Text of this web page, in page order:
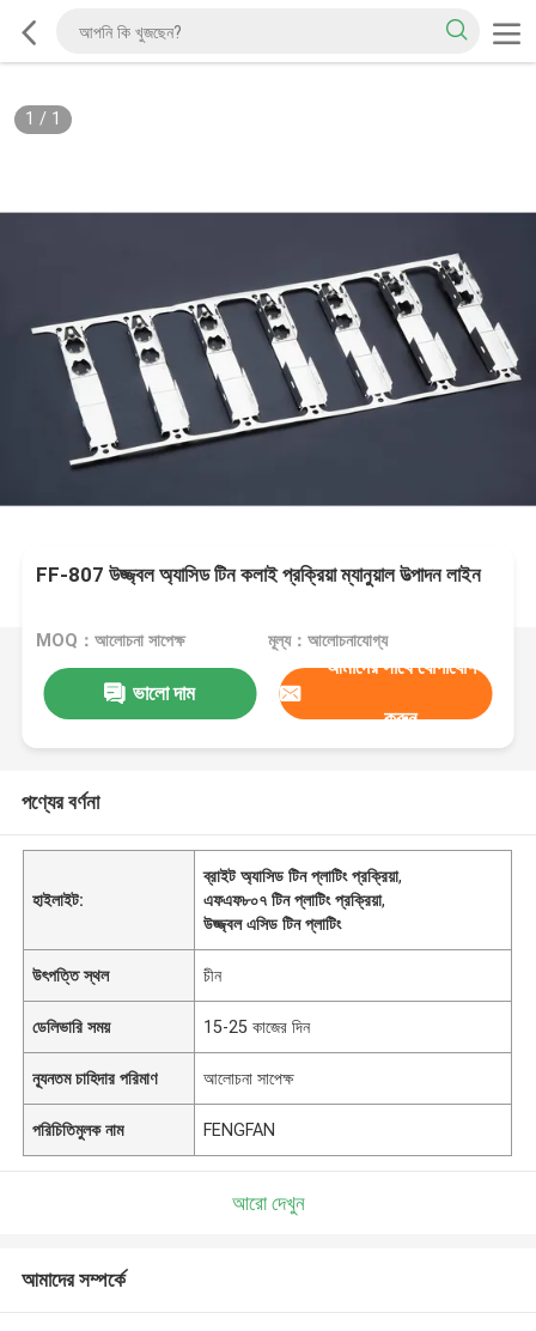
1 / 1
FF-807 উজ্জ্বল অ্যাসিড টিন কলাই প্রক্রিয়া ম্যানুয়াল উত্পাদন লাইন
MOQ：আলোচনা সাপেক্ষ মূল্য：আলোচনাযোগ্য
ভালো দাম
আমাদের সাথে যোগাযোগ
করুন
পণ্যের বর্ণনা
হাইলাইট:
ব্রাইট অ্যাসিড টিন প্লাটিং প্রক্রিয়া,
এফএফ৮০৭ টিন প্লাটিং প্রক্রিয়া,
উজ্জ্বল এসিড টিন প্লাটিং
উৎপত্তি স্থল চীন
ডেলিভারি সময় 15-25 কাজের দিন
ন্যূনতম চাহিদার পরিমাণ আলোচনা সাপেক্ষ
পরিচিতিমুলক নাম FENGFAN
আরো দেখুন
আমাদের সম্পর্কে